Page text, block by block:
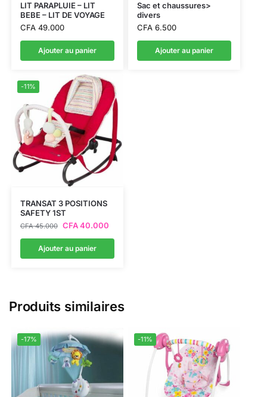
LIT PARAPLUIE – LIT
BEBE – LIT DE VOYAGE
CFA49.000
Ajouter au panier
Sac et chaussures>
divers
CFA6.500
Ajouter au panier
-11%
TRANSAT 3 POSITIONS
SAFETY 1ST
CFA45.000 CFA40.000
Ajouter au panier
Produits similaires
-17% -11%